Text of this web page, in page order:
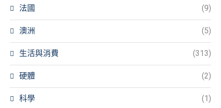
法國 (9)
澳洲 (5)
生活與消費 (313)
硬體 (2)
科學 (1)